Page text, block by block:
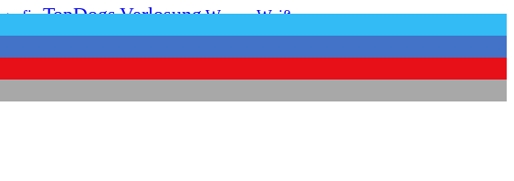
TopDogsVerlosung Wasser Weiß